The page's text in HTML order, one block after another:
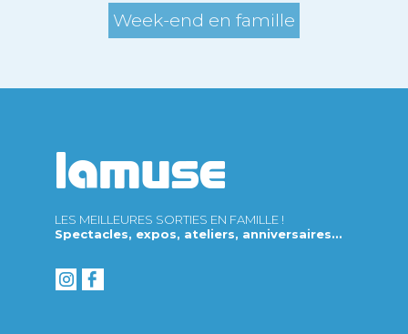
Week-end en famille
LES MEILLEURES SORTIES EN FAMILLE !
Spectacles, expos, ateliers, anniversaires...